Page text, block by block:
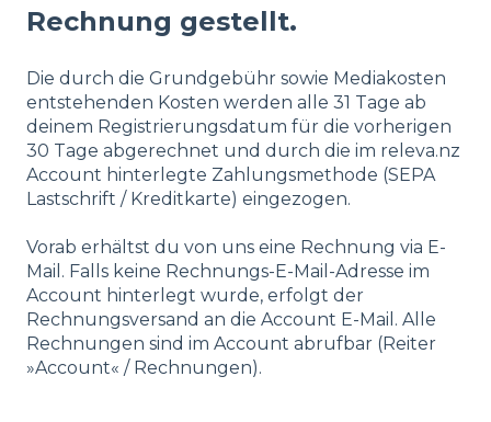
Rechnung gestellt.
Die durch die Grundgebühr sowie Mediakosten
entstehenden Kosten werden alle 31 Tage ab
deinem Registrierungsdatum für die vorherigen
30 Tage abgerechnet und durch die im releva.nz
Account hinterlegte Zahlungsmethode (SEPA
Lastschrift / Kreditkarte) eingezogen.
Vorab erhältst du von uns eine Rechnung via E-
Mail. Falls keine Rechnungs-E-Mail-Adresse im
Account hinterlegt wurde, erfolgt der
Rechnungsversand an die Account E-Mail. Alle
Rechnungen sind im Account abrufbar (Reiter
»Account« / Rechnungen).